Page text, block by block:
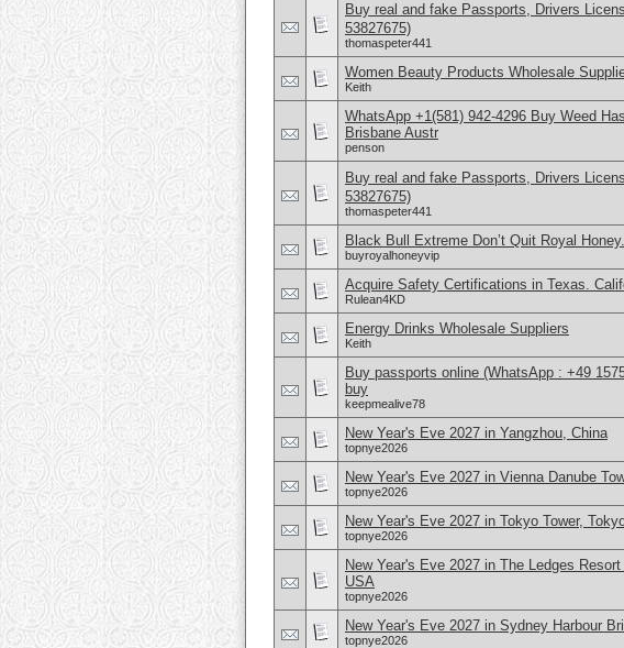
Buy real and fake Passports, Drivers
53827675)
thomaspeter441
Women Beauty Products Wholesale
Keith
WhatsApp +1(581) 942-4296 Buy Weed
Brisbane Austr
penson
Buy real and fake Passports, Drivers
53827675)
thomaspeter441
Black Bull Extreme Don’t Quit Royal
buyroyalhoneyvip
Acquire Safety Certifications in Texas.
Rulean4KD
Energy Drinks Wholesale Suppliers
Keith
Buy passports online (WhatsApp : +49
buy
keepmealive78
New Year's Eve 2027 in Yangzhou, China
topnye2026
New Year's Eve 2027 in Vienna Danube
topnye2026
New Year's Eve 2027 in Tokyo Tower,
topnye2026
New Year's Eve 2027 in The Ledges
USA
topnye2026
New Year's Eve 2027 in Sydney Harbour
topnye2026